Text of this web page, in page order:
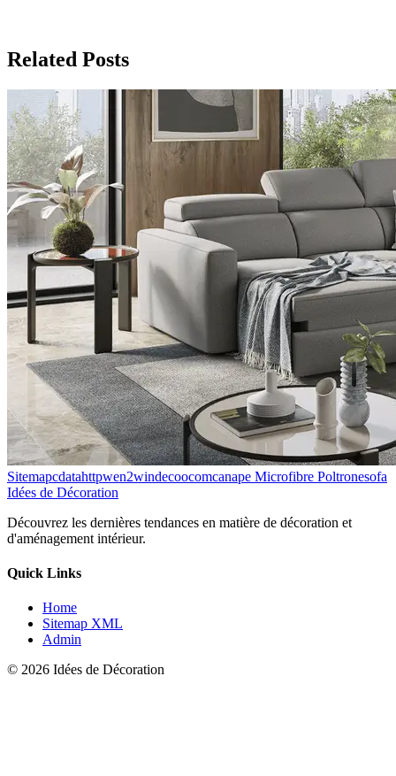
Related Posts
Sitemapcdatahttpwen2windecoocomcanape Microfibre Poltronesofa
Idées de Décoration
Découvrez les dernières tendances en matière de décoration et
d'aménagement intérieur.
Quick Links
Home
Sitemap XML
Admin
© 2026 Idées de Décoration